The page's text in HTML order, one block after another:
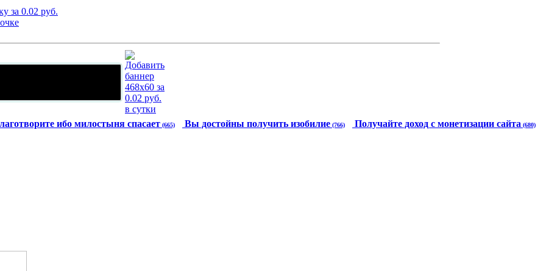
ибо милостыня спасает (665) Вы достойны получить изобилие (766) Получайте доход с монетизации сайта (680)